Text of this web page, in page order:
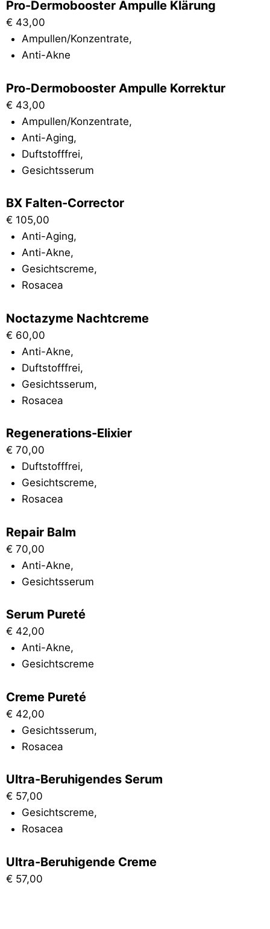
Pro-Dermobooster Ampulle Klärung
€ 43,00
Ampullen/Konzentrate,
Anti-Akne
Pro-Dermobooster Ampulle Korrektur
€ 43,00
Ampullen/Konzentrate,
Anti-Aging,
Duftstofffrei,
Gesichtsserum
BX Falten-Corrector
€ 105,00
Anti-Aging,
Anti-Akne,
Gesichtscreme,
Rosacea
Noctazyme Nachtcreme
€ 60,00
Anti-Akne,
Duftstofffrei,
Gesichtsserum,
Rosacea
Regenerations-Elixier
€ 70,00
Duftstofffrei,
Gesichtscreme,
Rosacea
Repair Balm
€ 70,00
Anti-Akne,
Gesichtsserum
Serum Pureté
€ 42,00
Anti-Akne,
Gesichtscreme
Creme Pureté
€ 42,00
Gesichtsserum,
Rosacea
Ultra-Beruhigendes Serum
€ 57,00
Gesichtscreme,
Rosacea
Ultra-Beruhigende Creme
€ 57,00